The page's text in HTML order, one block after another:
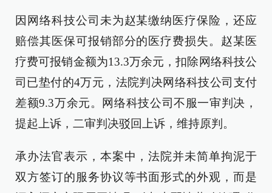
因网络科技公司未为赵某缴纳医疗保险，还应
赔偿其医保可报销部分的医疗费损失。赵某医
疗费可报销金额为13.3万余元，扣除网络科技公
司已垫付的4万元，法院判决网络科技公司支付
差额9.3万余元。网络科技公司不服一审判决，
提起上诉，二审判决驳回上诉，维持原判。
承办法官表示，本案中，法院并未简单拘泥于
双方签订的服务协议等书面形式的外观，而是